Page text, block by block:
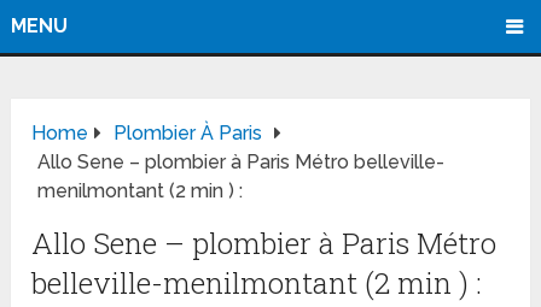
MENU
Home
Plombier À Paris
Allo Sene – plombier à Paris Métro belleville-
menilmontant (2 min ) :
Allo Sene – plombier à Paris Métro
belleville-menilmontant (2 min ) :